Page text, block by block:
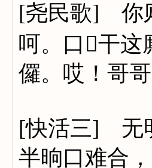
[尧民歌] 你
呵。口干这
儸。哎！哥
[快活三] 无
半晌口难合